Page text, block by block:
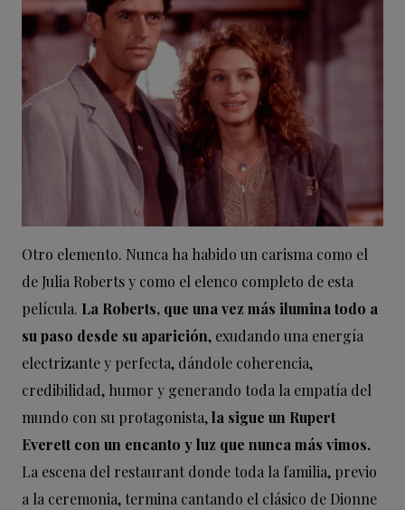
Otro elemento. Nunca ha habido un carisma como el
de Julia Roberts y como el elenco completo de esta
película. La Roberts, que una vez más ilumina todo a
su paso desde su aparición, exudando una energía
electrizante y perfecta, dándole coherencia,
credibilidad, humor y generando toda la empatía del
mundo con su protagonista,la sigue un Rupert
Everett con un encanto y luz que nunca más vimos.
La escena del restaurant donde toda la familia, previo
a la ceremonia, termina cantando el clásico de Dionne